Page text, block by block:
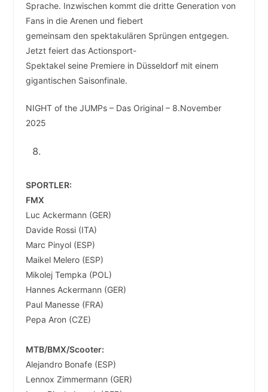
Sprache. Inzwischen kommt die dritte Generation von
Fans in die Arenen und fiebert
gemeinsam den spektakulären Sprüngen entgegen.
Jetzt feiert das Actionsport-
Spektakel seine Premiere in Düsseldorf mit einem
gigantischen Saisonfinale.
NIGHT of the JUMPs – Das Original – 8.November
2025
SPORTLER:
FMX
Luc Ackermann (GER)
Davide Rossi (ITA)
Marc Pinyol (ESP)
Maikel Melero (ESP)
Mikolej Tempka (POL)
Hannes Ackermann (GER)
Paul Manesse (FRA)
Pepa Aron (CZE)
MTB/BMX/Scooter:
Alejandro Bonafe (ESP)
Lennox Zimmermann (GER)